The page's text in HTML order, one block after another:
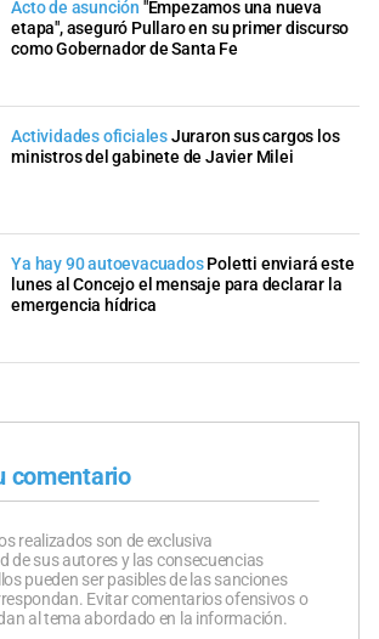
Acto de asunción "Empezamos una nueva
etapa", aseguró Pullaro en su primer discurso
como Gobernador de Santa Fe
Actividades oficialesJuraron sus cargos los
ministros del gabinete de Javier Milei
Ya hay 90 autoevacuados Poletti enviará este
lunes al Concejo el mensaje para declarar la
emergencia hídrica
comentario
realizados son de exclusiva
de sus autores y las consecuencias
pueden ser pasibles de las sanciones
Evitar comentarios ofensivos o
al tema abordado en la información.